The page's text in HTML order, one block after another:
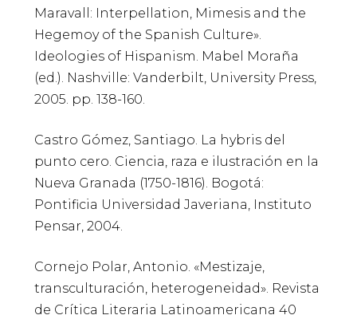
Maravall: Interpellation, Mimesis and the
Hegemoy of the Spanish Culture».
Ideologies of Hispanism. Mabel Moraña
(ed.). Nashville: Vanderbilt, University Press,
2005. pp. 138-160.
Castro Gómez, Santiago. La hybris del
punto cero. Ciencia, raza e ilustración en la
Nueva Granada (1750-1816). Bogotá:
Pontificia Universidad Javeriana, Instituto
Pensar, 2004.
Cornejo Polar, Antonio. «Mestizaje,
transculturación, heterogeneidad». Revista
de Crítica Literaria Latinoamericana 40